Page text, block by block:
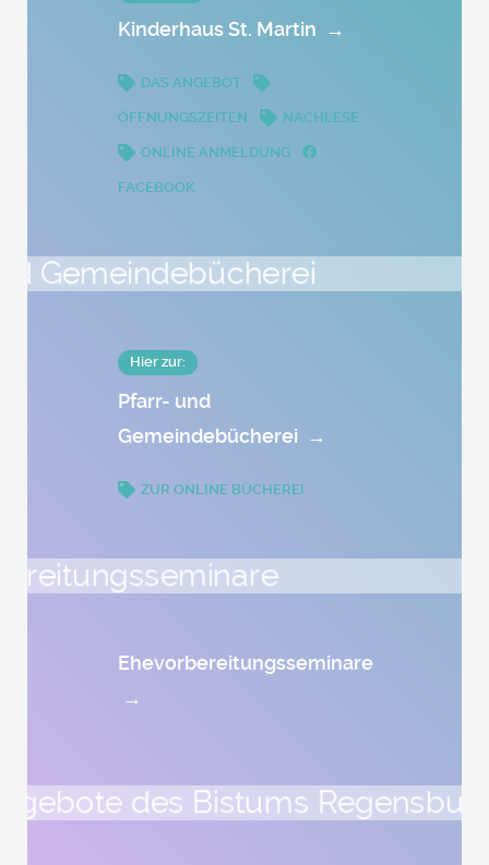
Kinderhaus St. Martin →
DAS ANGEBOT
ÖFFNUNGSZEITEN NACHLESE
ONLINE ANMELDUNG
FACEBOOK
Hier zur:
Pfarr- und
Gemeindebücherei →
ZUR ONLINE BÜCHEREI
Ehevorbereitungsseminare
→